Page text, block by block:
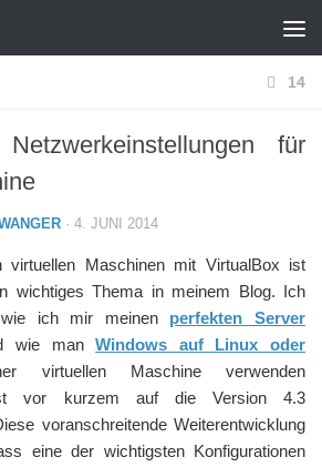
14
für
· 4. JUNI 2014
virtuellen Maschinen mit VirtualBox ist
wichtiges Thema in meinem Blog. Ich
ich mir meinen perfekten Server
wie manWindows auf Linux oder
virtuellen Maschine verwenden
vor kurzem auf die Version 4.3
voranschreitende Weiterentwicklung
eine der wichtigsten Konfigurationen